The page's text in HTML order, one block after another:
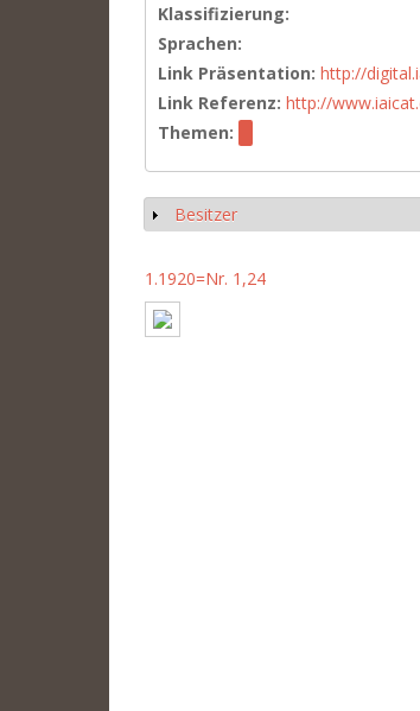
Klassifizierung:
Sprachen:
Link Präsentation: http://
Link Referenz: http://
Themen:
Anzeigen
Besitzer
1.1920=Nr. 1,24